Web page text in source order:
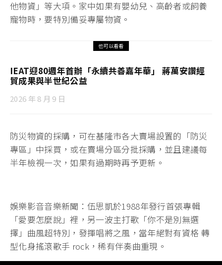
他物資」等大項。家中如果有嬰幼兒、高齡者或飼養
寵物時，要特別備妥專屬物資。
也可以看看
IEAT迎80週年首辦「永續共善嘉年華」 蔣萬安讚經
貿成果與半世紀公益
2026 年 8 月 9 日
防災物資的採購，可在基隆市各大賣場設置的「防災
專區」中採買，或在賣場分區分批採購，並且建議每
半年檢視一次，如果有過期時再予更新。
娛樂影音音樂新聞：伍思凱於1988年發行首張專輯
「愛要怎麼說」裡，另一波主打歌「你不是別無選
擇」曲風超特別，發揮唱將之風，當年絕對有資格 轉
型化身搖滾歌手 rock，稀有伴奏曲重現。